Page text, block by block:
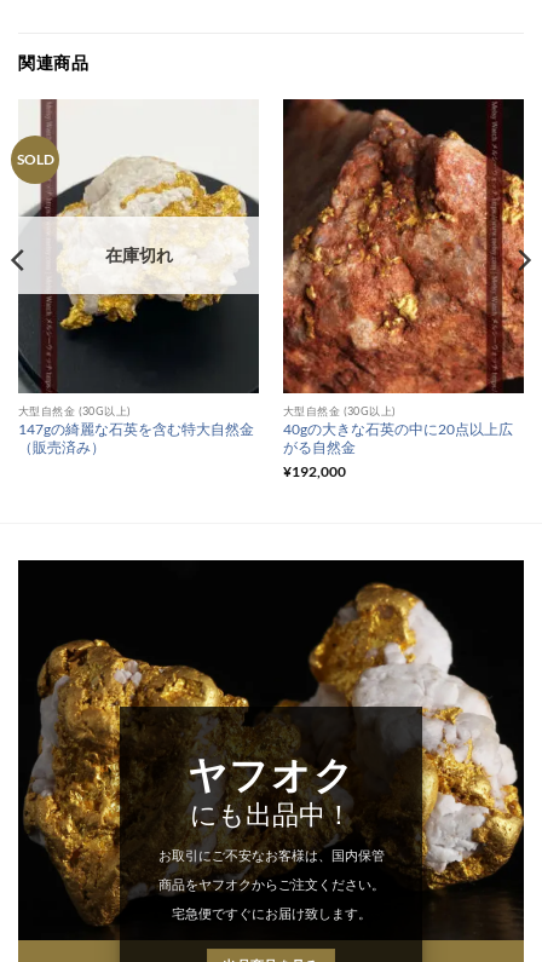
関連商品
SOLD
在庫切れ
大型自然金 (30G以上)
147gの綺麗な石英を含む特大自然金
（販売済み）
大型自然金 (30G以上)
40gの大きな石英の中に20点以上広
がる自然金
¥192,000
ヤフオク
にも出品中！
お取引にご不安なお客様は、国内保管
商品をヤフオクからご注文ください。
宅急便ですぐにお届け致します。